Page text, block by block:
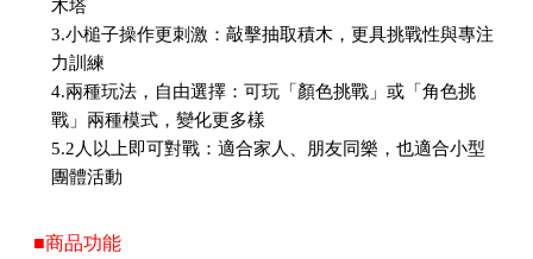
木塔
3.小槌子操作更刺激：敲擊抽取積木，更具挑戰性與專注
力訓練
4.兩種玩法，自由選擇：可玩「顏色挑戰」或「角色挑
戰」兩種模式，變化更多樣
5.2人以上即可對戰：適合家人、朋友同樂，也適合小型
團體活動
■商品功能